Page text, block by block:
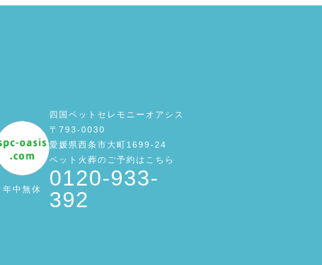
年中無休
四国ペットセレモニーオアシス
〒793-0030
愛媛県西条市大町1699-24
ペット火葬のご予約はこちら
0120-933-
392